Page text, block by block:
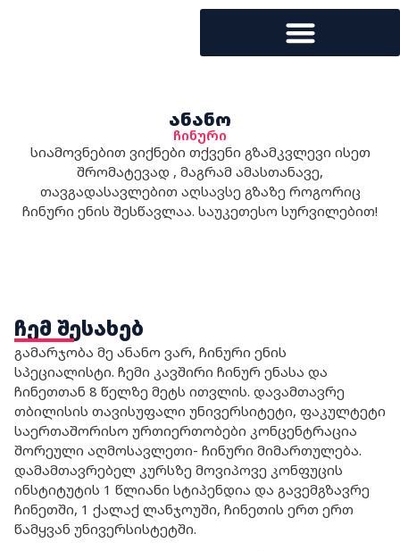
ანანო
ჩინური
სიამოვნებით ვიქნები თქვენი გზამკვლევი ისეთ
შრომატევად , მაგრამ ამასთანავე,
თავგადასავლებით აღსავსე გზაზე როგორიც
ჩინური ენის შესწავლაა. საუკეთესო სურვილებით!
ჩემ შესახებ
გამარჯობა მე ანანო ვარ, ჩინური ენის
სპეციალისტი. ჩემი კავშირი ჩინურ ენასა და
ჩინეთთან 8 წელზე მეტს ითვლის. დავამთავრე
თბილისის თავისუფალი უნივერსიტეტი, ფაკულტეტი
საერთაშორისო ურთიერთობები კონცენტრაცია
შორეული აღმოსავლეთი- ჩინური მიმართულება.
დამამთავრებელ კურსზე მოვიპოვე კონფუცის
ინსტიტუტის 1 წლიანი სტიპენდია და გავემგზავრე
ჩინეთში, 1 ქალაქ ლანჯოუში, ჩინეთის ერთ ერთ
წამყვან უნივერსისტეტში.